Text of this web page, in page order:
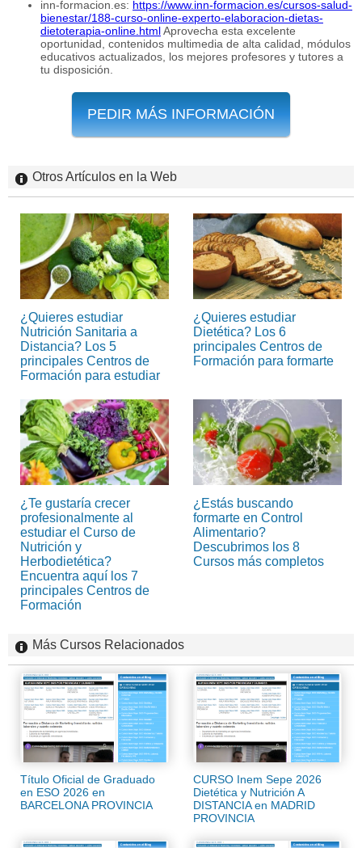
inn-formacion.es: https://www.inn-formacion.es/cursos-salud-
bienestar/188-curso-online-experto-elaboracion-dietas-
dietoterapia-online.htmlAprovecha esta excelente
oportunidad, contenidos multimedia de alta calidad, módulos
educativos actualizados, los mejores profesores y tutores a
tu disposición.
PEDIR MÁS INFORMACIÓN
Otros Artículos en la Web
¿Quieres estudiar
Nutrición Sanitaria a
Distancia? Los 5
principales Centros de
Formación para estudiar
¿Quieres estudiar
Dietética? Los 6
principales Centros de
Formación para formarte
¿Te gustaría crecer
profesionalmente al
estudiar el Curso de
Nutrición y
Herbodietética?
Encuentra aquí los 7
principales Centros de
Formación
¿Estás buscando
formarte en Control
Alimentario?
Descubrimos los 8
Cursos más completos
Más Cursos Relacionados
Título Oficial de Graduado
en ESO 2026 en
BARCELONA PROVINCIA
CURSO Inem Sepe 2026
Dietética y Nutrición A
DISTANCIA en MADRID
PROVINCIA